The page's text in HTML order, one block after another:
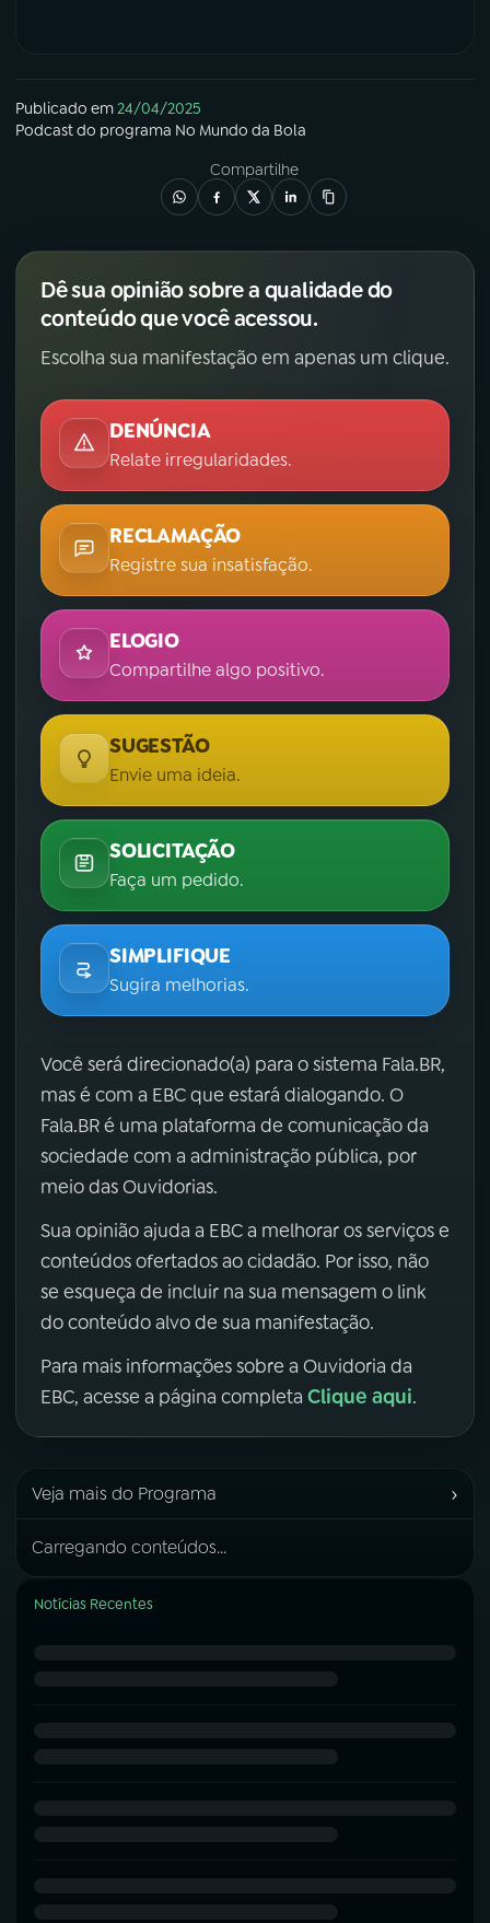
Publicado em24/04/2025
Podcastdo programa No Mundo da Bola
Compartilhe
Dê sua opinião sobre a qualidade do
conteúdo que você acessou.
Escolha sua manifestação em apenas um clique.
DENÚNCIA
Relate irregularidades.
RECLAMAÇÃO
Registre sua insatisfação.
ELOGIO
Compartilhe algo positivo.
SUGESTÃO
Envie uma ideia.
SOLICITAÇÃO
Faça um pedido.
SIMPLIFIQUE
Sugira melhorias.
Você será direcionado(a) para o sistema Fala.BR,
mas é com a EBC que estará dialogando. O
Fala.BR é uma plataforma de comunicação da
sociedade com a administração pública, por
meio das Ouvidorias.
Sua opinião ajuda a EBC a melhorar os serviços e
conteúdos ofertados ao cidadão. Por isso, não
se esqueça de incluir na sua mensagem o link
do conteúdo alvo de sua manifestação.
Para mais informações sobre a Ouvidoria da
EBC, acesse a página completa Clique aqui.
Veja mais do Programa ›
Carregando conteúdos...
Notícias Recentes